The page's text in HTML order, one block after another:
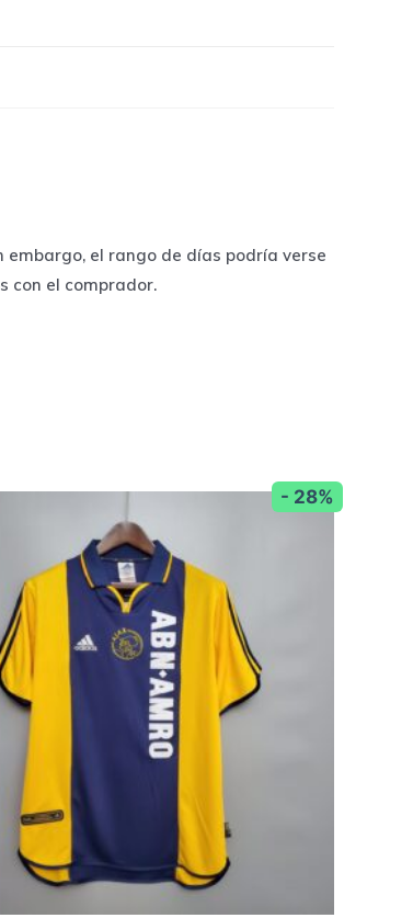
el rango de días podría verse
con el comprador.
- 28%